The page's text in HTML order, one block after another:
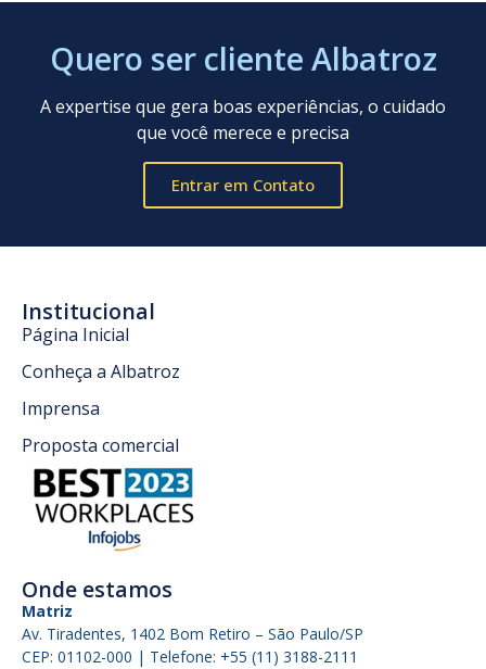
Quero ser cliente Albatroz
A expertise que gera boas experiências, o cuidado
que você merece e precisa
Entrar em Contato
Institucional
Página Inicial
Conheça a Albatroz
Imprensa
Proposta comercial
Onde estamos
Matriz
Av. Tiradentes, 1402 Bom Retiro – São Paulo/SP
CEP: 01102-000 | Telefone: +55 (11) 3188-2111